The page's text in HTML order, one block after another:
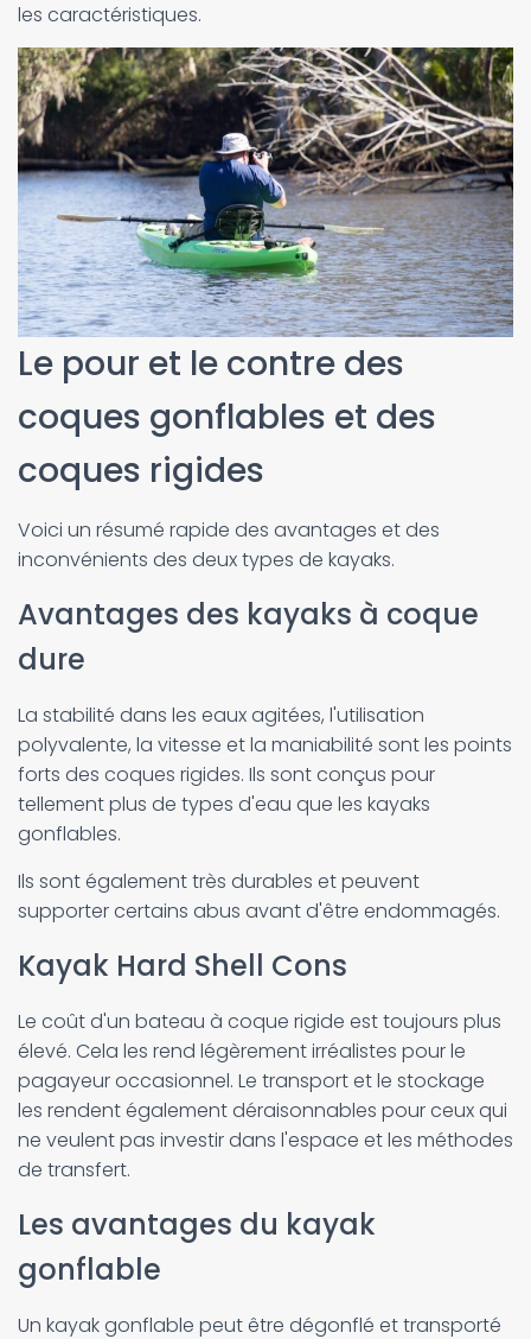
les caractéristiques.
Le pour et le contre des
coques gonflables et des
coques rigides
Voici un résumé rapide des avantages et des
inconvénients des deux types de kayaks.
Avantages des kayaks à coque
dure
La stabilité dans les eaux agitées, l'utilisation
polyvalente, la vitesse et la maniabilité sont les points
forts des coques rigides. Ils sont conçus pour
tellement plus de types d'eau que les kayaks
gonflables.
Ils sont également très durables et peuvent
supporter certains abus avant d'être endommagés.
Kayak Hard Shell Cons
Le coût d'un bateau à coque rigide est toujours plus
élevé. Cela les rend légèrement irréalistes pour le
pagayeur occasionnel. Le transport et le stockage
les rendent également déraisonnables pour ceux qui
ne veulent pas investir dans l'espace et les méthodes
de transfert.
Les avantages du kayak
gonflable
Un kayak gonflable peut être dégonflé et transporté